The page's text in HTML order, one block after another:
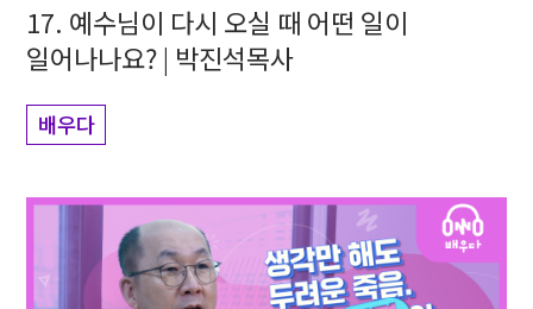
17. 예수님이 다시 오실 때 어떤 일이
일어나나요? | 박진석목사
배우다